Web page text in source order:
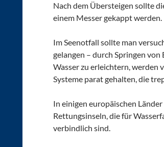
Nach dem Übersteigen sollte
einem Messer gekappt werden.
Im Seenotfall sollte man
gelangen – durch Springen
Wasser zu erleichtern, werden
Systeme parat gehalten, die
In einigen europäischen
Rettungsinseln, die für
verbindlich sind.